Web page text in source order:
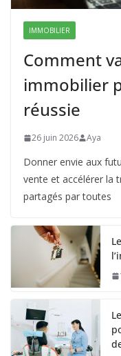
IMMOBILIER
Comment
immobilier
réussie
26 juin 2026 Aya
Donner envie aux
vente et accélérer la
partagés par toutes